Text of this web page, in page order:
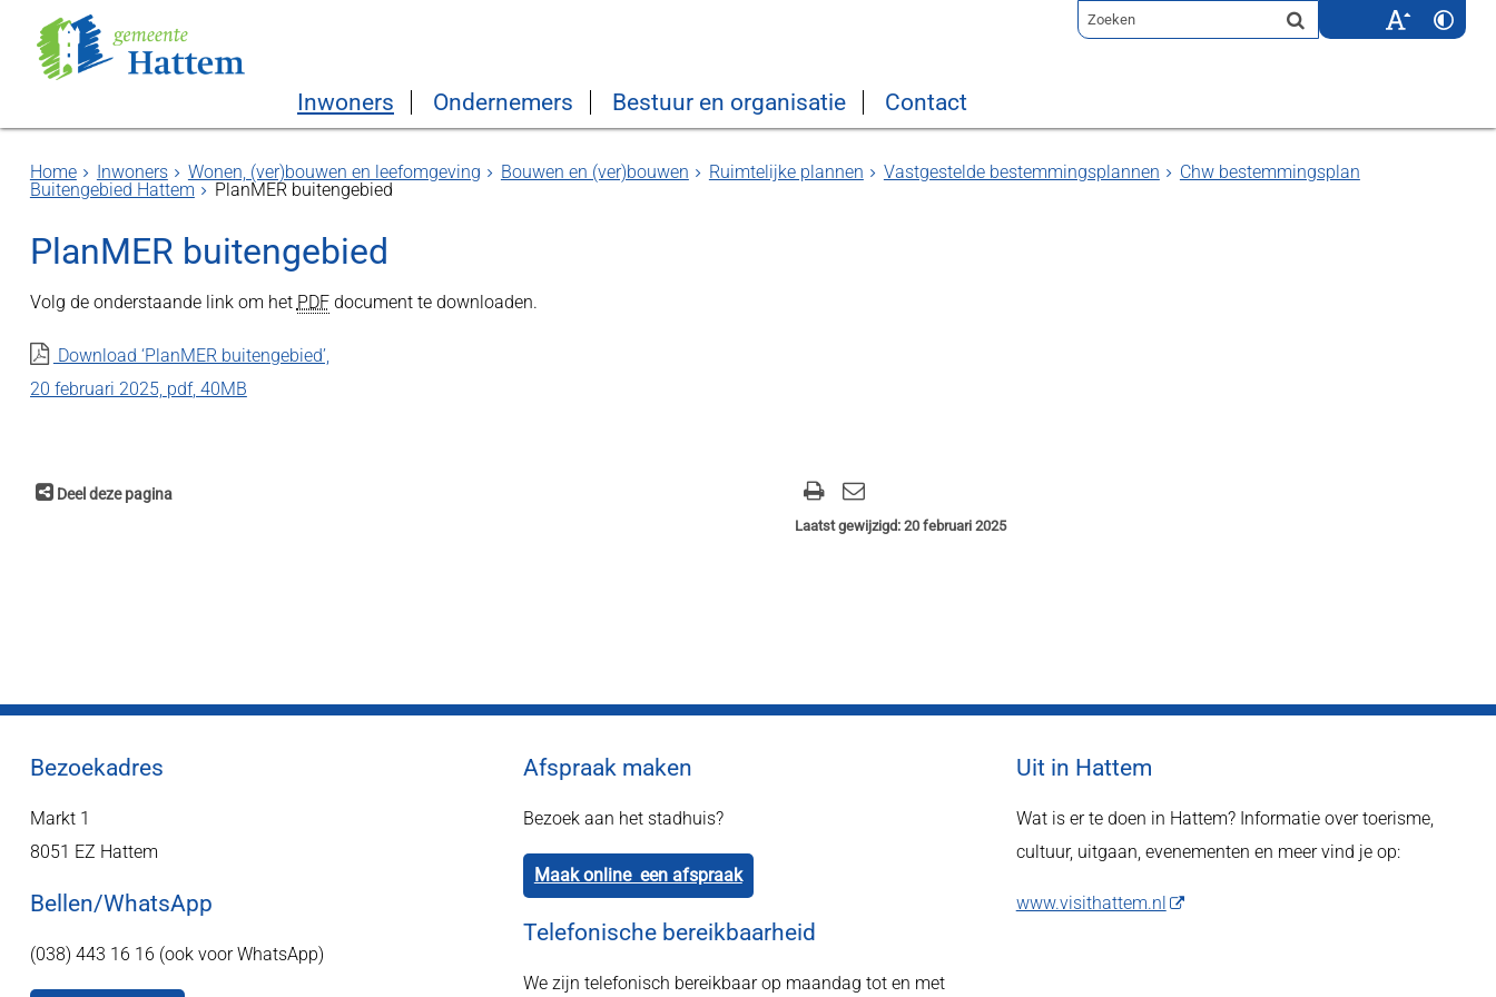
Inwoners Ondernemers Bestuur en organisatie Contact
Home Inwoners Wonen, (ver)bouwen en leefomgeving Bouwen en (ver)bouwen Ruimtelijke plannen Vastgestelde bestemmingsplannen
Chw bestemmingsplan
Buitengebied Hattem
PlanMER buitengebied
PlanMER buitengebied
Volg de onderstaande link om het PDFdocument te downloaden.
Download ‘PlanMER buitengebied’,
20 februari 2025, pdf, 40MB
Deel deze pagina
Laatst gewijzigd: 20 februari 2025
Bezoekadres
Markt 1
8051 EZ Hattem
Bellen/WhatsApp
(038) 443 16 16 (ook voor WhatsApp)
Afspraak maken
Bezoek aan het stadhuis?
Maak online een afspraak
Telefonische bereikbaarheid
We zijn telefonisch bereikbaar op maandag tot en met
Uit in Hattem
Wat is er te doen in Hattem? Informatie over toerisme,
cultuur, uitgaan, evenementen en meer vind je op:
www.visithattem.nl